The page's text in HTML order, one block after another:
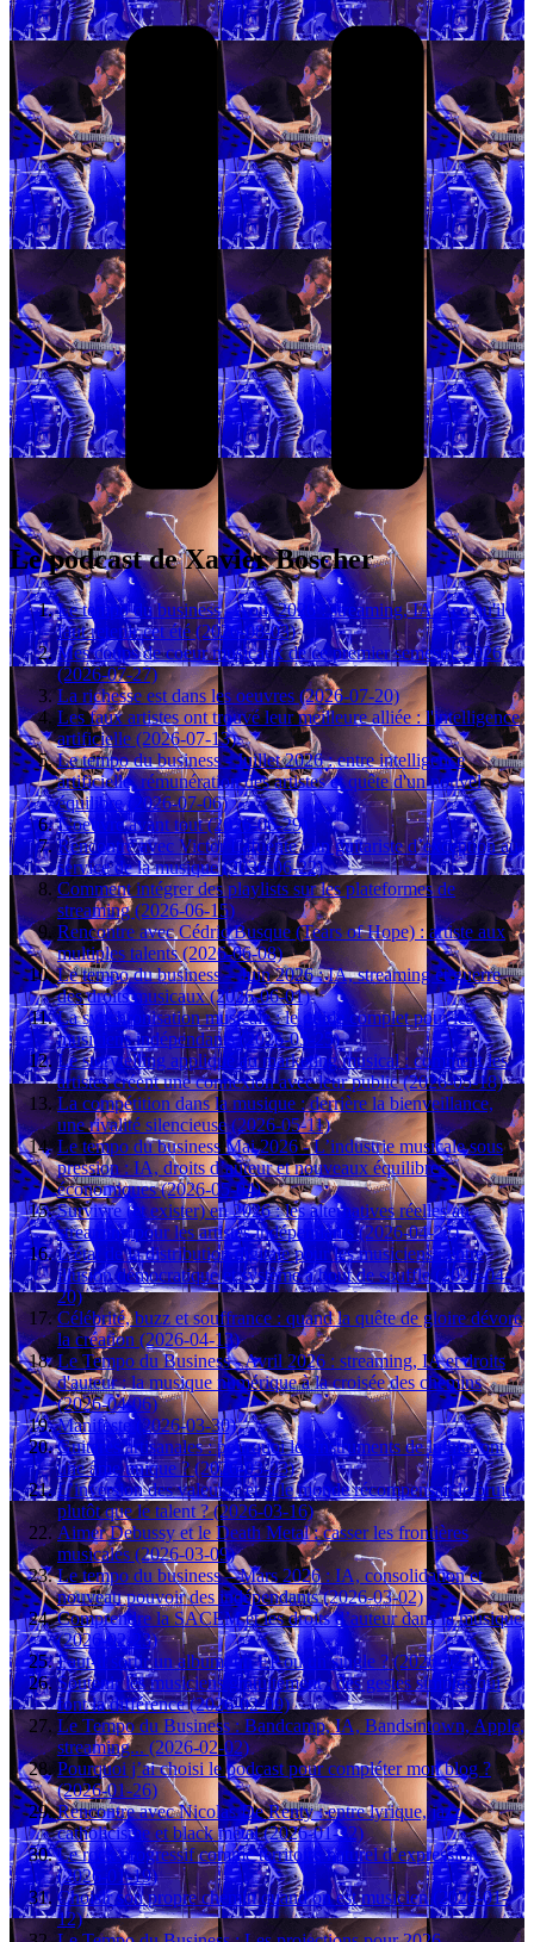
Le podcast de Xavier Boscher
Le tempo du business - Août 2026 : streaming, IA... ce qu'il
faut retenir cet été (2026-08-03)
Mes coups de coeur musicaux de ce premier semestre 2026
(2026-07-27)
La richesse est dans les oeuvres (2026-07-20)
Les faux artistes ont trouvé leur meilleure alliée : l'intelligence
artificielle (2026-07-13)
Le tempo du business - Juillet 2026 : entre intelligence
artificielle, rémunération des artistes et quête d'un nouvel
équilibre (2026-07-06)
L'oeuvre avant tout (2026-06-29)
Rencontre avec Victor Lafuente : un guitariste d’exception au
service de la musique (2026-06-22)
Comment intégrer des playlists sur les plateformes de
streaming (2026-06-15)
Rencontre avec Cédric Busque (Tears of Hope) : artiste aux
multiples talents (2026-06-08)
Le tempo du business – Juin 2026 : IA, streaming et guerre
des droits musicaux (2026-06-01)
La synchronisation musicale : le guide complet pour les
musiciens indépendants (2026-05-25)
Le storytelling appliqué au marketing musical : comment les
artistes créent une connexion avec leur public (2026-05-18)
La compétition dans la musique : derrière la bienveillance,
une rivalité silencieuse (2026-05-11)
Le tempo du business Mai 2026 - L’industrie musicale sous
pression : IA, droits d’auteur et nouveaux équilibres
économiques (2026-05-04)
Survivre (et exister) en 2026 : les alternatives réelles au
streaming pour les artistes indépendants (2026-04-27)
L’état de la distribution digitale pour les musiciens : entre
illusion démocratique et système à bout de souffle (2026-04-
20)
Célébrité, buzz et souffrance : quand la quête de gloire dévore
la création (2026-04-13)
Le Tempo du Business - Avril 2026 : streaming, IA et droits
d'auteur : la musique numérique à la croisée des chemins
(2026-04-06)
Manifeste (2026-03-30)
Guitares artisanales : pourquoi les instruments de luthier ont
une âme unique ? (2026-03-23)
L’inversion des valeurs : et si le monde récompensait le bruit
plutôt que le talent ? (2026-03-16)
Aimer Debussy et le Death Metal : casser les frontières
musicales (2026-03-09)
Le tempo du business – Mars 2026 : IA, consolidation et
nouveau pouvoir des indépendants (2026-03-02)
Comprendre la SACEM et les droits d’auteur dans la musique
(2026-02-23)
Faut-il sortir un album, un EP ou un single ? (2026-02-16)
Soutenir les musiciens gratuitement : des gestes simples qui
font la différence (2026-02-09)
Le Tempo du Business : Bandcamp, IA, Bandsintown, Apple,
streaming... (2026-02-02)
Pourquoi j’ai choisi le podcast pour compléter mon blog ?
(2026-01-26)
Rencontre avec Nicolas De Renty : entre lyrique, jazz,
catholicisme et black metal (2026-01-22)
Le rock progressif comme territoire naturel d’expression
(2026-01-19)
Choisir son propre chemin quand on est musicien (2026-01-
12)